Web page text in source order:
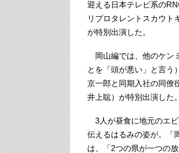
迎える日本テレビ系の
リプロタレントスカウト
が特別出演した。
岡山編では、他のケン
とを「頭が悪い」と言う
京一郎と同期入社の同僚
井上聡）が特別出演した。
3人が昼食に地元のエビ
伝えるはるみの姿が。「
は、「2つの県が一つの